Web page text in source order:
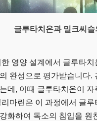
글루타치온과 밀크씨
영양 설계에서 글루타
완성으로 평가받습니다.
데, 이때 글루타치온이
마린은 이 과정에서 글
화하여 독소의 침입을 원